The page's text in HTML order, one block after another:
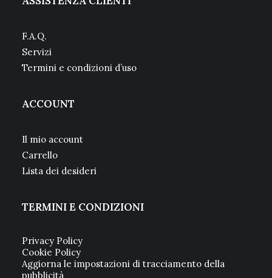
F.A.Q.
Servizi
Termini e condizioni d’uso
ACCOUNT
Il mio account
Carrello
Lista dei desideri
TERMINI E CONDIZIONI
Privacy Policy
Cookie Policy
Aggiorna le impostazioni di tracciamento della
pubblicità